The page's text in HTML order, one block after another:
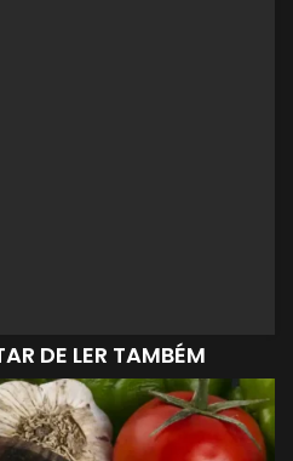
DE LER TAMBÉM